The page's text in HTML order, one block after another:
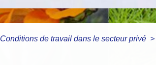
Conditions de travail dans le secteur privé >